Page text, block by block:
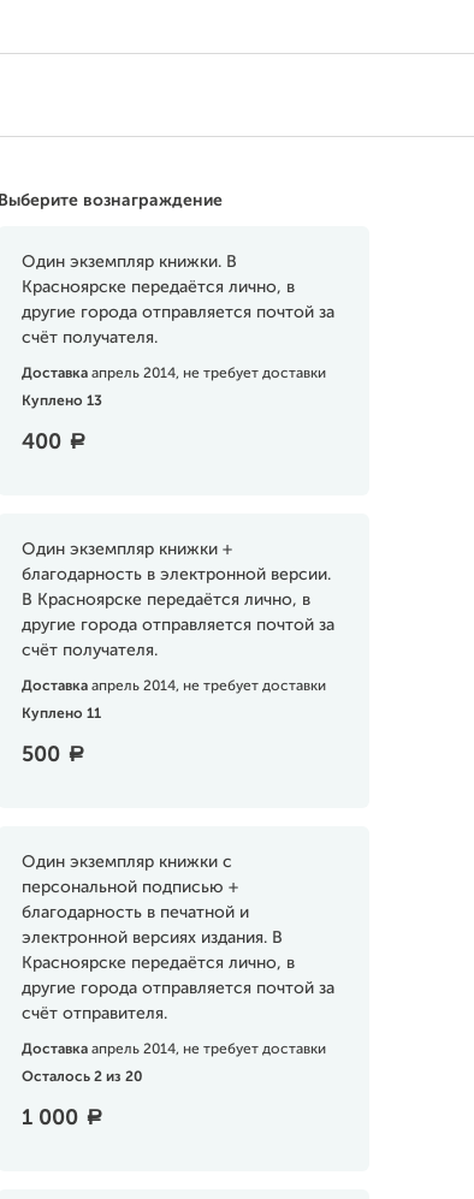
Выберите вознаграждение
Один экземпляр книжки. В
Красноярске передаётся лично, в
другие города отправляется почтой за
счёт получателя.
Доставка апрель 2014, не требует доставки
Куплено 13
400 a
Один экземпляр книжки +
благодарность в электронной версии.
В Красноярске передаётся лично, в
другие города отправляется почтой за
счёт получателя.
Доставка апрель 2014, не требует доставки
Куплено 11
500 a
Один экземпляр книжки с
персональной подписью +
благодарность в печатной и
электронной версиях издания. В
Красноярске передаётся лично, в
другие города отправляется почтой за
счёт отправителя.
Доставка апрель 2014, не требует доставки
Осталось 2 из 20
1 000 a